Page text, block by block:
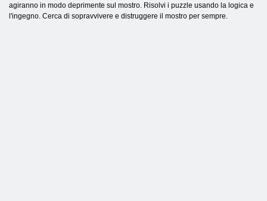
agiranno in modo deprimente sul mostro. Risolvi i puzzle usando la logica e
l'ingegno. Cerca di sopravvivere e distruggere il mostro per sempre.